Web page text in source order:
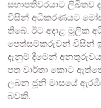
සභාපතිවරයාට ලිඛිතව
විසින් අධිකරණයට
තිබේ. ඊට අදාළ මූලික
පෙත්සම්කරුවන් විසින්
දැනුම් දීමෙන්
පත වාර්තා කොට ඇත්තේ
ලබන ජූනි මාසයේ
බවකි.